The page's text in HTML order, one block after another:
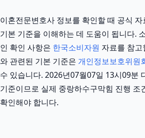
이혼전문변호사 정보를 확인할 때 공식
기본 기준을 이해하는 데 도움이 됩니다.
인 확인 사항은 한국소비자원 자료를 참
와 관련된 기본 기준은 개인정보보호위원
수 있습니다. 2026년07월07일 13시09분
기준이므로 실제 중랑하수구막힘 진행 조
확인해야 합니다.